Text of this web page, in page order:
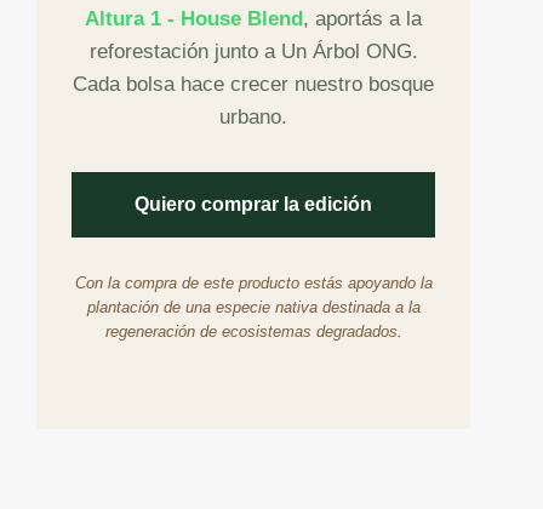
Altura 1 - House Blend, aportás a la
reforestación junto a Un Árbol ONG.
Cada bolsa hace crecer nuestro bosque
urbano.
Quiero comprar la edición
Con la compra de este producto estás apoyando la
plantación de una especie nativa destinada a la
regeneración de ecosistemas degradados.